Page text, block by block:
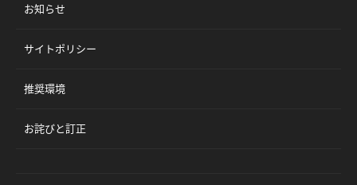
お知らせ
サイトポリシー
推奨環境
お詫びと訂正